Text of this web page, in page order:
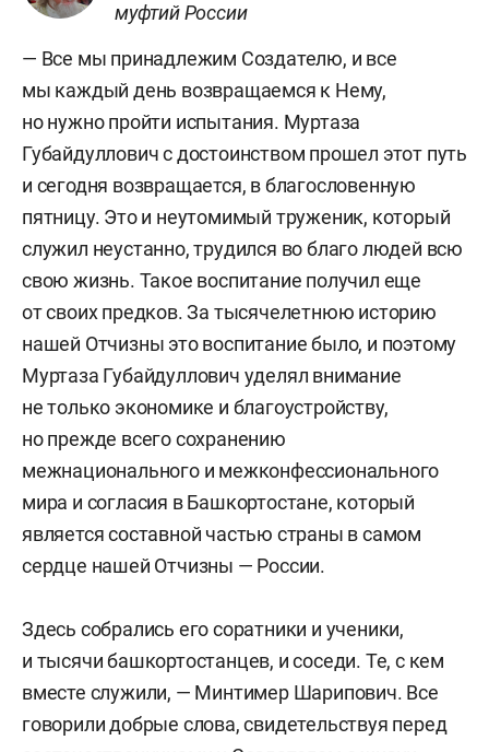
муфтий России
— Все мы принадлежим Создателю, и все
мы каждый день возвращаемся к Нему,
но нужно пройти испытания. Муртаза
Губайдуллович с достоинством прошел этот путь
и сегодня возвращается, в благословенную
пятницу. Это и неутомимый труженик, который
служил неустанно, трудился во благо людей всю
свою жизнь. Такое воспитание получил еще
от своих предков. За тысячелетнюю историю
нашей Отчизны это воспитание было, и поэтому
Муртаза Губайдуллович уделял внимание
не только экономике и благоустройству,
но прежде всего сохранению
межнационального и межконфессионального
мира и согласия в Башкортостане, который
является составной частью страны в самом
сердце нашей Отчизны — России.
Здесь собрались его соратники и ученики,
и тысячи башкортостанцев, и соседи. Те, с кем
вместе служили, — Минтимер Шарипович. Все
говорили добрые слова, свидетельствуя перед